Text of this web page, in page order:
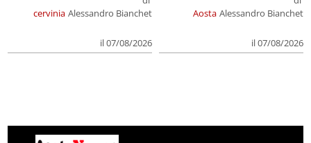
cervinia Alessandro Bianchet
il 07/08/2026
Aosta Alessandro Bianchet
il 07/08/2026